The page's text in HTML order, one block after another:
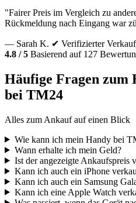
"Fairer Preis im Vergleich zu
Rückmeldung nach Eingang war
— Sarah K. ✔ Verifizierter Verkauf
4.8 / 5 Basierend auf 127
Häufige Fragen zum
bei TM24
Alles zum Ankauf auf einen Blick
Wie kann ich mein Handy bei
Wann erhalte ich mein Geld?
Ist der angezeigte Ankaufspreis
Kann ich auch ein iPhone
Kann ich auch ein Samsung
Kann ich eine Apple Watch